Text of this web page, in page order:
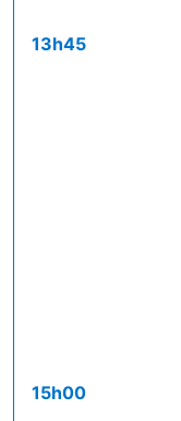
13h45
15h00